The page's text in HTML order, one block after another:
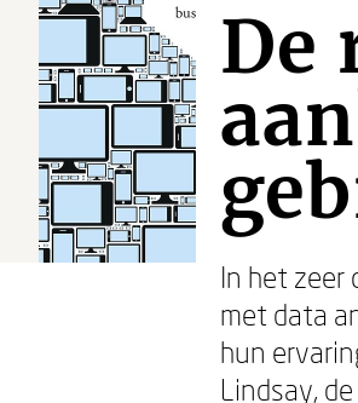
De
In het zeer
met data
hun
Lindsay,